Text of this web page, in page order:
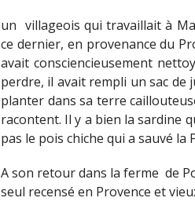
un villageois qui travaillait à
ce dernier, en provenance du
avait consciencieusement
perdre, il avait rempli un sac
planter dans sa terre
racontent. Il y a bien la sardine
pas le pois chiche qui a sauvé la
A son retour dans la ferme de
seul recensé en Provence et